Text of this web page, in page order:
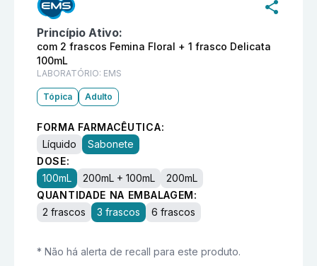
Princípio Ativo:
com 2 frascos Femina Floral + 1 frasco Delicata
100mL
LABORATÓRIO: EMS
Tópica Adulto
FORMA FARMACÊUTICA:
Líquido
Sabonete
DOSE:
100mL
200mL + 100mL
200mL
QUANTIDADE NA EMBALAGEM:
2 frascos
3 frascos 6 frascos
* Não há alerta de recall para este produto.